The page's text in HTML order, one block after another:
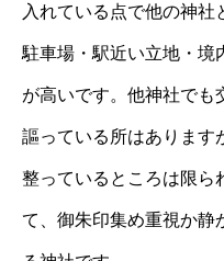
入れている点で他の神
駐車場・駅近い立地・境
が高いです。他神社でも
謳っている所はあります
整っているところは限ら
て、御朱印集め重視か静